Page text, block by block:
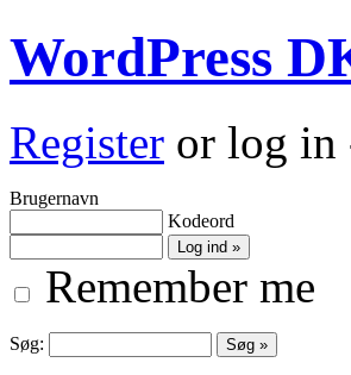
WordPress
Register or log in
Brugernavn
Kodeord
Remember me
Søg: